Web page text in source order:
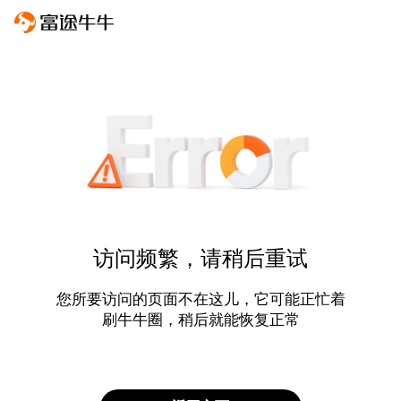
访问频繁，请稍后重试
您所要访问的页面不在这儿，它可能正忙着
刷牛牛圈，稍后就能恢复正常